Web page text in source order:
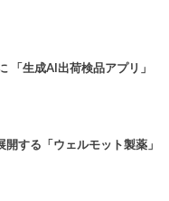
「生成AI出荷検品アプリ」
する「ウェルモット製薬」